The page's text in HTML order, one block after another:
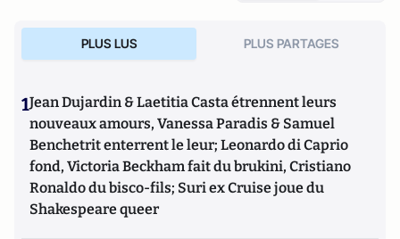
PLUS LUS PLUS PARTAGES
1Jean Dujardin & Laetitia Casta étrennent leurs
nouveaux amours, Vanessa Paradis & Samuel
Benchetrit enterrent le leur; Leonardo di Caprio
fond, Victoria Beckham fait du brukini, Cristiano
Ronaldo du bisco-fils; Suri ex Cruise joue du
Shakespeare queer